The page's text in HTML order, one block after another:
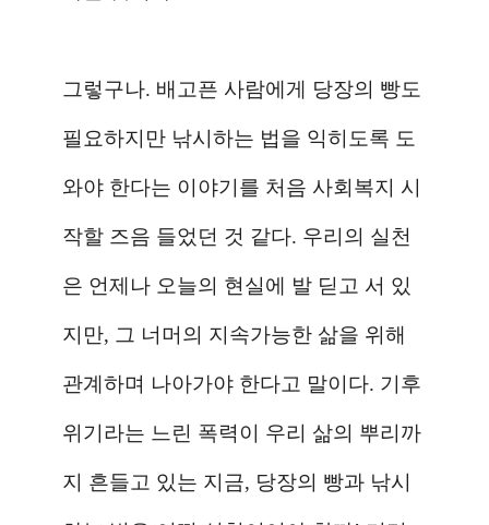
그렇구나. 배고픈 사람에게 당장의 빵도
필요하지만 낚시하는 법을 익히도록 도
와야 한다는 이야기를 처음 사회복지 시
작할 즈음 들었던 것 같다. 우리의 실천
은 언제나 오늘의 현실에 발 딛고 서 있
지만, 그 너머의 지속가능한 삶을 위해
관계하며 나아가야 한다고 말이다. 기후
위기라는 느린 폭력이 우리 삶의 뿌리까
지 흔들고 있는 지금, 당장의 빵과 낚시